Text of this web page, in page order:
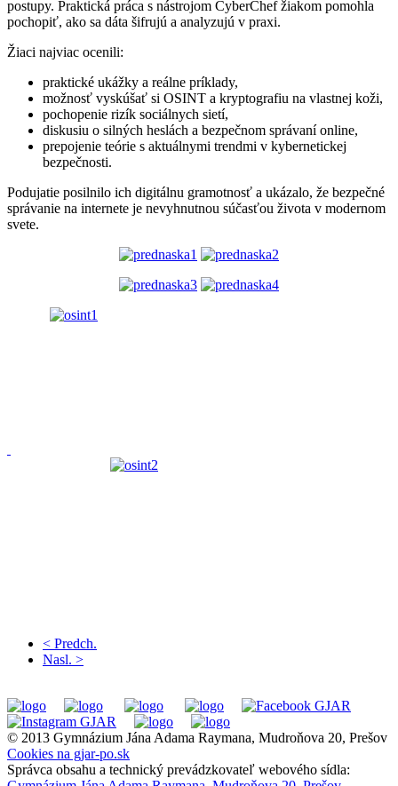
postupy. Praktická práca s nástrojom CyberChef žiakom pomohla
pochopiť, ako sa dáta šifrujú a analyzujú v praxi.
Žiaci najviac ocenili:
praktické ukážky a reálne príklady,
možnosť vyskúšať si OSINT a kryptografiu na vlastnej koži,
pochopenie rizík sociálnych sietí,
diskusiu o silných heslách a bezpečnom správaní online,
prepojenie teórie s aktuálnymi trendmi v kybernetickej
bezpečnosti.
Podujatie posilnilo ich digitálnu gramotnosť a ukázalo, že bezpečné
správanie na internete je nevyhnutnou súčasťou života v modernom
svete.
< Predch.
Nasl. >
© 2013 Gymnázium Jána Adama Raymana, Mudroňova 20, Prešov
Cookies na gjar-po.sk
Správca obsahu a technický prevádzkovateľ webového sídla: